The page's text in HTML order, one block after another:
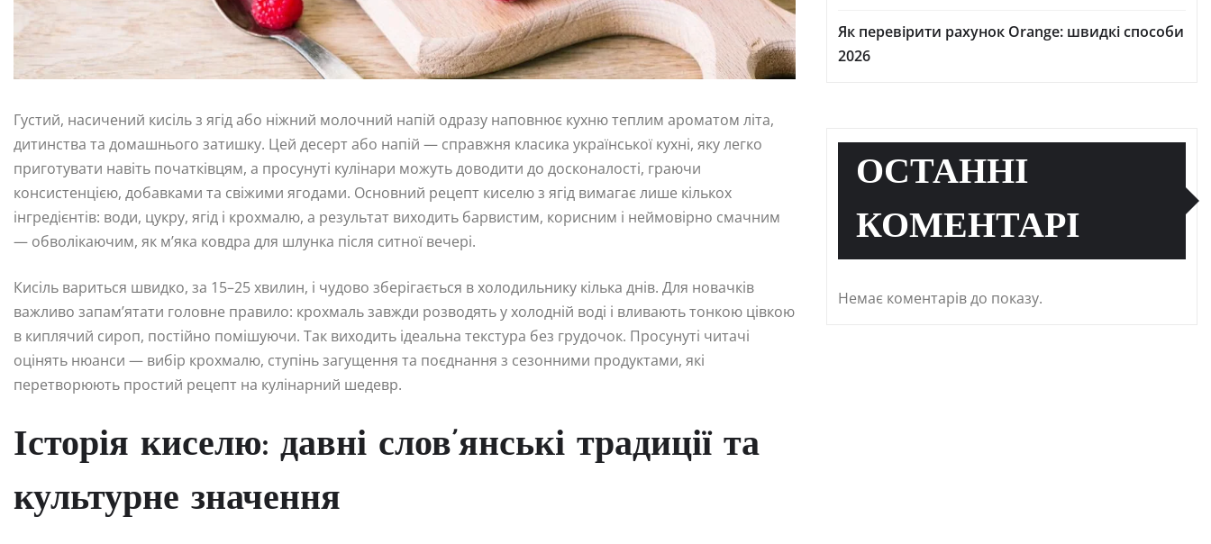
Густий, насичений кисіль з ягід або ніжний молочний напій одразу наповнює кухню теплим ароматом літа,
дитинства та домашнього затишку. Цей десерт або напій — справжня класика української кухні, яку легко
приготувати навіть початківцям, а просунуті кулінари можуть доводити до досконалості, граючи
консистенцією, добавками та свіжими ягодами. Основний рецепт киселю з ягід вимагає лише кількох
інгредієнтів: води, цукру, ягід і крохмалю, а результат виходить барвистим, корисним і неймовірно смачним
— обволікаючим, як м’яка ковдра для шлунка після ситної вечері.
Кисіль вариться швидко, за 15–25 хвилин, і чудово зберігається в холодильнику кілька днів. Для новачків
важливо запам’ятати головне правило: крохмаль завжди розводять у холодній воді і вливають тонкою цівкою
в киплячий сироп, постійно помішуючи. Так виходить ідеальна текстура без грудочок. Просунуті читачі
оцінять нюанси — вибір крохмалю, ступінь загущення та поєднання з сезонними продуктами, які
перетворюють простий рецепт на кулінарний шедевр.
Історія киселю: давні слов’янські традиції та
культурне значення
Як перевірити рахунок Orange: швидкі способи
2026
ОСТАННІ
КОМЕНТАРІ
Немає коментарів до показу.